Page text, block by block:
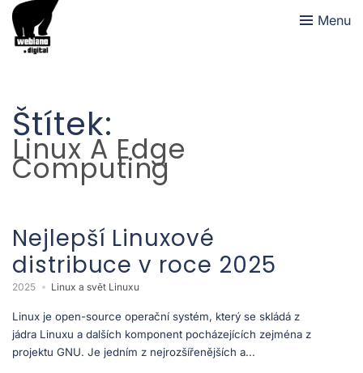
Menu
Štítek:
Linux A Edge
Computing
Nejlepší Linuxové
distribuce v roce 2025
2025 Linux a svět Linuxu
Linux je open-source operační systém, který se skládá z
jádra Linuxu a dalších komponent pocházejících zejména z
projektu GNU. Je jedním z nejrozšířenějších a...